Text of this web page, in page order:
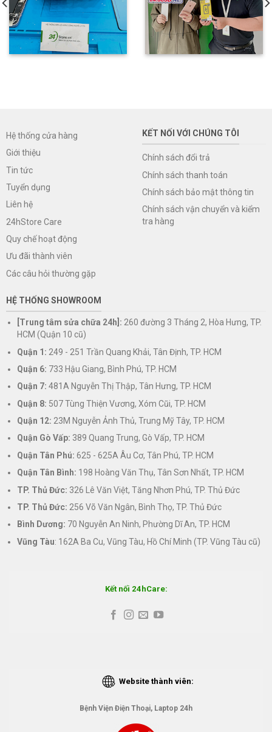
Hệ thống cửa hàng
Giới thiệu
Tin tức
Tuyển dụng
Liên hệ
24hStore Care
Quy chế hoạt động
Ưu đãi thành viên
Các câu hỏi thường gặp
KẾT NỐI VỚI CHÚNG TÔI
Chính sách đổi trả
Chính sách thanh toán
Chính sách bảo mật thông tin
Chính sách vận chuyển và kiểm
tra hàng
HỆ THỐNG SHOWROOM
[Trung tâm sửa chữa 24h]: 260 đường 3 Tháng 2, Hòa Hưng, TP.
HCM (Quận 10 cũ)
Quận 1: 249 - 251 Trần Quang Khải, Tân Định, TP. HCM
Quận 6: 733 Hậu Giang, Bình Phú, TP. HCM
Quận 7: 481A Nguyễn Thị Thập, Tân Hưng, TP. HCM
Quận 8: 507 Tùng Thiện Vương, Xóm Cũi, TP. HCM
Quận 12: 23M Nguyễn Ảnh Thủ, Trung Mỹ Tây, TP. HCM
Quận Gò Vấp: 389 Quang Trung, Gò Vấp, TP. HCM
Quận Tân Phú: 625 - 625A Âu Cơ, Tân Phú, TP. HCM
Quận Tân Bình: 198 Hoàng Văn Thụ, Tân Sơn Nhất, TP. HCM
TP. Thủ Đức: 326 Lê Văn Việt, Tăng Nhơn Phú, TP. Thủ Đức
TP. Thủ Đức: 256 Võ Văn Ngân, Bình Thọ, TP. Thủ Đức
Bình Dương: 70 Nguyễn An Ninh, Phường Dĩ An, TP. HCM
Vũng Tàu: 162A Ba Cu, Vũng Tàu, Hồ Chí Minh (TP. Vũng Tàu cũ)
Kết nối 24hCare:
Website thành viên:
Bệnh Viện Điện Thoại, Laptop 24h